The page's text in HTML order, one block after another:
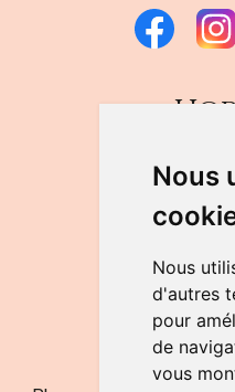
Nous
Nous
d'autres
pour
de
vous
DU LUNDI
de 9h à
LE
de
NOUS